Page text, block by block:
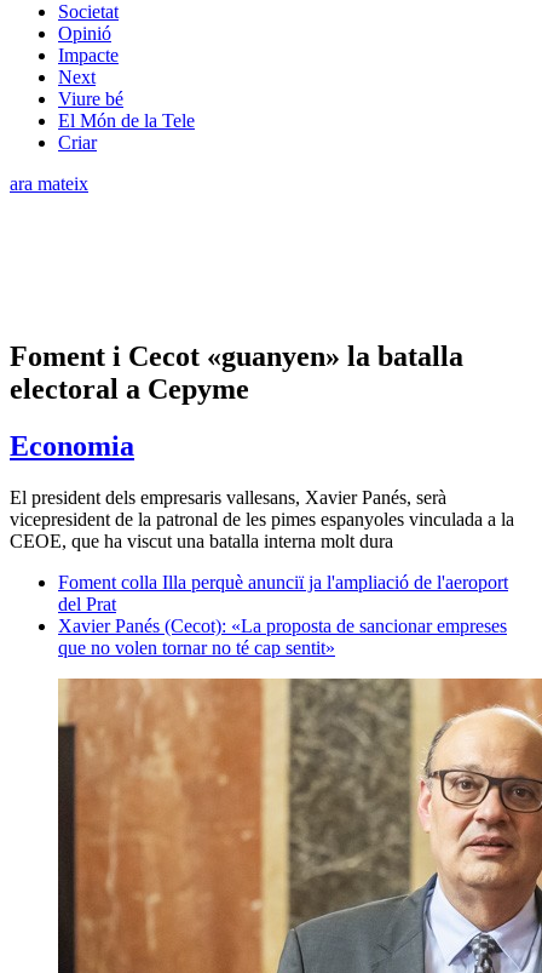
Societat
Opinió
Impacte
Next
Viure bé
El Món de la Tele
Criar
ara mateix
Foment i Cecot «guanyen» la batalla
electoral a Cepyme
Economia
El president dels empresaris vallesans, Xavier Panés, serà
vicepresident de la patronal de les pimes espanyoles vinculada a la
CEOE, que ha viscut una batalla interna molt dura
Foment colla Illa perquè anunciï ja l'ampliació de l'aeroport
del Prat
Xavier Panés (Cecot): «La proposta de sancionar empreses
que no volen tornar no té cap sentit»